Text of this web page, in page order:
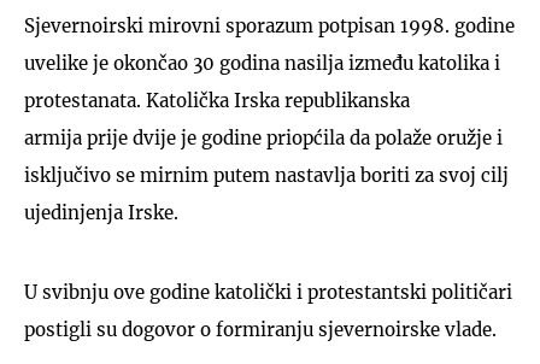
Sjevernoirski mirovni sporazum potpisan 1998. godine
uvelike je okončao 30 godina nasilja između katolika i
protestanata. Katolička Irska republikanska
armija prije dvije je godine priopćila da polaže oružje i
isključivo se mirnim putem nastavlja boriti za svoj cilj
ujedinjenja Irske.
U svibnju ove godine katolički i protestantski političari
postigli su dogovor o formiranju sjevernoirske vlade.